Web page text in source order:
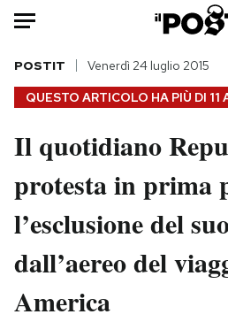
Auto
HOME
Italia
Politica
Tecnologia
Scienza
Cultura
QUESTO ARTICOLO HA PIÙ DI 11
POSTIT Venerdì 24 luglio 2015
Il quotidiano
protesta in prima
l’esclusione del
dall’aereo del
America